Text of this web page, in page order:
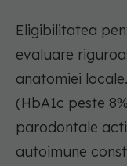
Eligibilitatea
evaluare
anatomiei
(HbA1c peste
parodontale
autoimune